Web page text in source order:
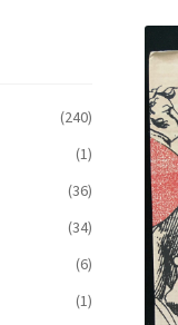
(240)
(1)
(36)
(34)
(6)
(1)